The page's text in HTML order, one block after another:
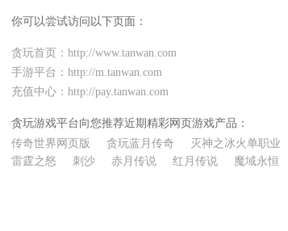
你可以尝试访问以下页面：
贪玩首页： http://www.tanwan.com
手游平台： http://m.tanwan.com
充值中心： http://pay.tanwan.com
贪玩游戏平台向您推荐近期精彩网页游戏产品：
传奇世界网页版
贪玩蓝月传奇 灭神之冰火单职业
雷霆之怒
刺沙 赤月传说 红月传说 魔域永恒